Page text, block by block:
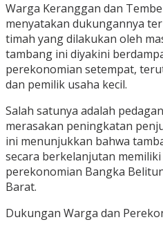
Warga Keranggan dan
menyatakan dukungannya
timah yang dilakukan oleh
tambang ini diyakini
perekonomian setempat,
dan pemilik usaha kecil.
Salah satunya adalah
merasakan peningkatan
ini menunjukkan bahwa
secara berkelanjutan
perekonomian Bangka
Barat.
Dukungan Warga dan